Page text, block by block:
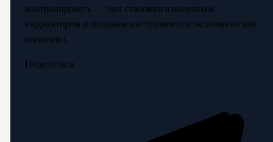
контролировать — они становятся полезным
индикатором и мощным инструментом экономической
политики.
Поделиться